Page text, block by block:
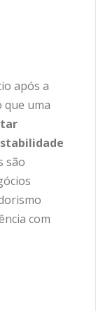
após a
que uma
são
com